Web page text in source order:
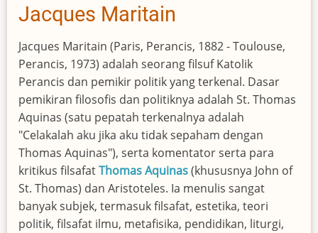
Jacques Maritain
Jacques Maritain (Paris, Perancis, 1882 - Toulouse,
Perancis, 1973) adalah seorang filsuf Katolik
Perancis dan pemikir politik yang terkenal. Dasar
pemikiran filosofis dan politiknya adalah St. Thomas
Aquinas (satu pepatah terkenalnya adalah
"Celakalah aku jika aku tidak sepaham dengan
Thomas Aquinas"), serta komentator serta para
kritikus filsafatThomas Aquinas(khususnya John of
St. Thomas) dan Aristoteles. Ia menulis sangat
banyak subjek, termasuk filsafat, estetika, teori
politik, filsafat ilmu, metafisika, pendidikan, liturgi,